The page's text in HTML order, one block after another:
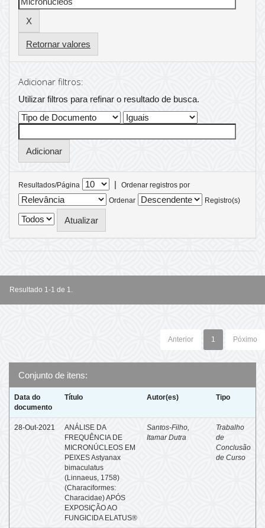
Retornar valores
Adicionar filtros:
Utilizar filtros para refinar o resultado de busca.
Resultados/Página |
Ordenar registros por
Ordenar
Registro(s)
Resultado 1-1 de 1.
Anterior 1 Póximo
Conjunto de itens:
Data do
documento
Título Autor(es) Tipo
28-Out-2021
ANÁLISE DA
FREQUÊNCIA DE
MICRONÚCLEOS EM
PEIXES Astyanax
bimaculatus
(Linnaeus, 1758)
(Characiformes:
Characidae) APÓS
EXPOSIÇÃO AO
FUNGICIDA ELATUS®
Santos-Filho,
Itamar Dutra
Trabalho
de
Conclusão
de Curso